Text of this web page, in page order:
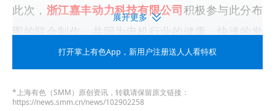
此次， 浙江嘉丰动力科技有限公司积极参与此分布
图的联合制作，共同为电机行业的健康、快速的发
展升级出一份力。（点击链接免费领取：
https://s.wcd.im/v/470opZ14i/）
展开更多
打开掌上有色App ，新用户注册送人人看特权
*上海有色（SMM）原创资讯，转载请保留原文链接：
https://news.smm.cn/news/102902258